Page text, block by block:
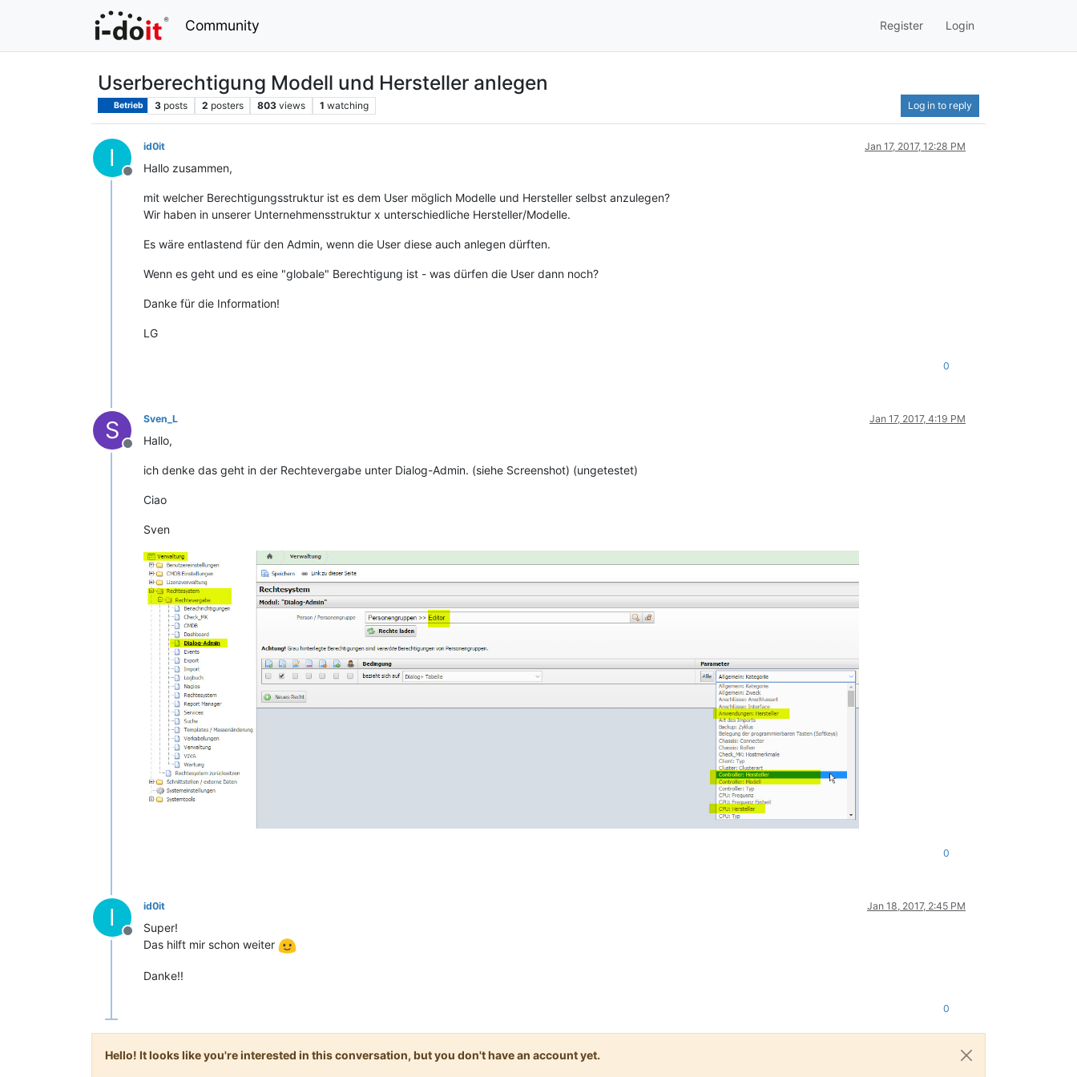
Community Register Login
Userberechtigung Modell und Hersteller anlegen
Betrieb 3 posts 2 posters 803 views 1 watching Log in to reply
I
Offline
id0it Jan 17, 2017, 12:28 PM
Hallo zusammen,
mit welcher Berechtigungsstruktur ist es dem User möglich Modelle und Hersteller selbst anzulegen?
Wir haben in unserer Unternehmensstruktur x unterschiedliche Hersteller/Modelle.
Es wäre entlastend für den Admin, wenn die User diese auch anlegen dürften.
Wenn es geht und es eine "globale" Berechtigung ist - was dürfen die User dann noch?
Danke für die Information!
LG
0
S
Offline
Sven_L Jan 17, 2017, 4:19 PM
Hallo,
ich denke das geht in der Rechtevergabe unter Dialog-Admin. (siehe Screenshot) (ungetestet)
Ciao
Sven
0
I
Offline
id0it Jan 18, 2017, 2:45 PM
Super!
Das hilft mir schon weiter
Danke!!
0
Hello! It looks like you're interested in this conversation, but you don't have an account yet.